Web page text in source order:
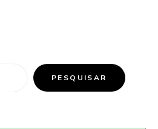
PESQUISAR